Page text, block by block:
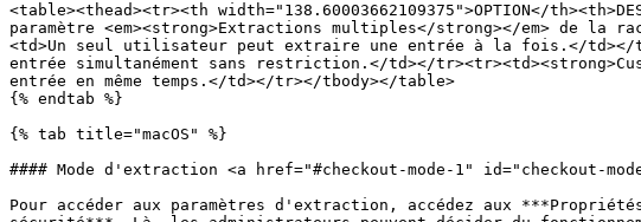
<table><thead><tr><th width="138.60003662109375">OPTION</
paramètre <em><strong>Extractions multiples</strong></em> de la
<td>Un seul utilisateur peut extraire une entrée à la fois.</td></
entrée simultanément sans restriction.</td></
entrée en même temps.</td></tr></tbody></table>
{% endtab %}
{% tab title="macOS" %}
#### Mode d'extraction <a href="#checkout-mode-1" id="checkout-
Pour accéder aux paramètres d'extraction, accédez aux